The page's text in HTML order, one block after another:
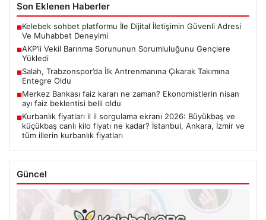
Son Eklenen Haberler
■Kelebek sohbet platformu İle Dijital İletişimin Güvenli Adresi
Ve Muhabbet Deneyimi
■AKP’li Vekil Barınma Sorununun Sorumluluğunu Gençlere
Yükledi
■Salah, Trabzonspor’da İlk Antrenmanına Çıkarak Takımına
Entegre Oldu
■Merkez Bankası faiz kararı ne zaman? Ekonomistlerin nisan
ayı faiz beklentisi belli oldu
■Kurbanlık fiyatları il il sorgulama ekranı 2026: Büyükbaş ve
küçükbaş canlı kilo fiyatı ne kadar? İstanbul, Ankara, İzmir ve
tüm illerin kurbanlık fiyatları
Güncel